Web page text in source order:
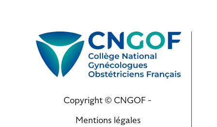
Copyright © CNGOF -
Mentions légales